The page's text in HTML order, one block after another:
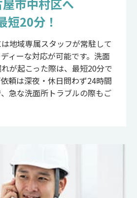
市中村区へ
短20分！
地域専属スタッフが常駐して
ィーな対応が可能です。洗面
が起こった際は、最短20分で
頼は深夜・休日問わず24時間
急な洗面所トラブルの際もご